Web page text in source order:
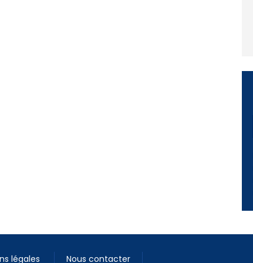
légales Nous contacter